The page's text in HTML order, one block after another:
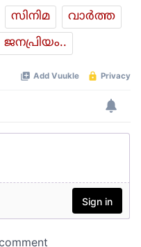
സിനിമ
വാര്‍ത്ത
ജനപ്രിയം..